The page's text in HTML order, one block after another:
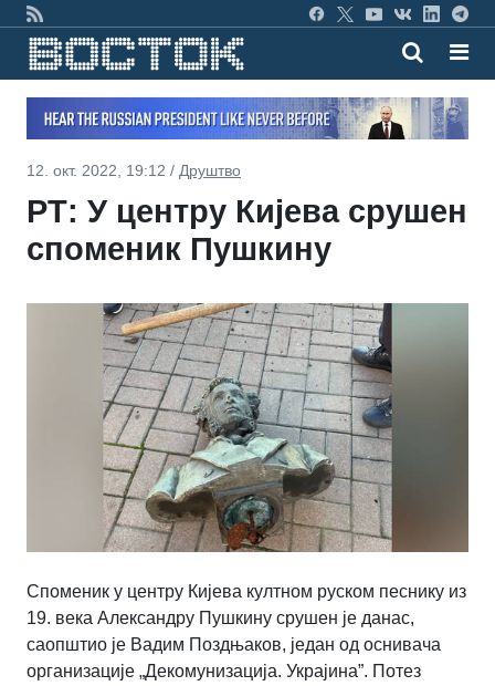
12. окт. 2022, 19:12 / Друштво
РТ: У центру Кијева срушен
споменик Пушкину
Споменик у центру Кијева култном руском песнику из
19. века Александру Пушкину срушен је данас,
саопштио је Вадим Поздњаков, један од оснивача
организације „Декомунизација. Украјина”. Потез